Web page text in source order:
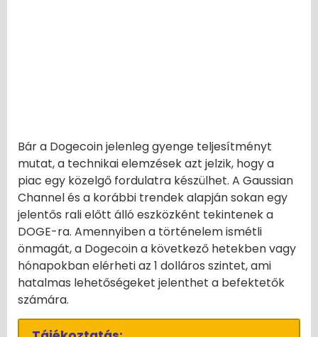
Bár a Dogecoin jelenleg gyenge teljesítményt
mutat, a technikai elemzések azt jelzik, hogy a
piac egy közelgő fordulatra készülhet. A Gaussian
Channel és a korábbi trendek alapján sokan egy
jelentős rali előtt álló eszközként tekintenek a
DOGE-ra. Amennyiben a történelem ismétli
önmagát, a Dogecoin a következő hetekben vagy
hónapokban elérheti az 1 dolláros szintet, ami
hatalmas lehetőségeket jelenthet a befektetők
számára.